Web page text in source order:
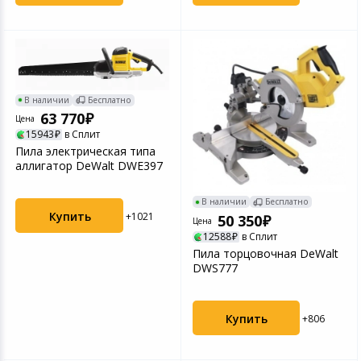
В наличии
Бесплатно
Цена
63 770
15943 в Сплит
Пила электрическая типа
аллигатор DeWalt DWE397
Купить +1021
В наличии
Бесплатно
Цена
50 350
12588 в Сплит
Пила торцовочная DeWalt
DWS777
Купить +806